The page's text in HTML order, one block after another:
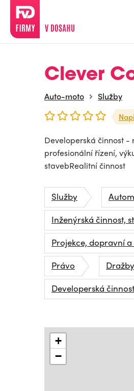
Clever
Auto-moto Služby
Developerská činnost -
profesionální řízení,
stavebRealitní činnost
Služby
Inženýrská činnost,
Projekce, dopravní
Právo
Dražby
Developerská činnost
+
−